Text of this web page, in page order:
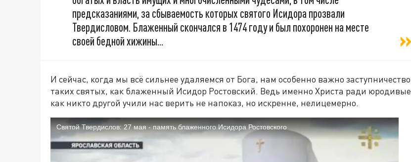
предсказаниями, за сбываемость которых святого Исидора прозвали
Твердисловом. Блаженный скончался в 1474 году и был похоронен на месте
своей бедной хижины...
И сейчас, когда мы всё сильнее удаляемся от Бога, нам особенно важно заступничество
таких святых, как блаженный Исидор Ростовский. Ведь именно Христа ради юродивые
как никто другой учили нас верить не напоказ, но искренне, нелицемерно.